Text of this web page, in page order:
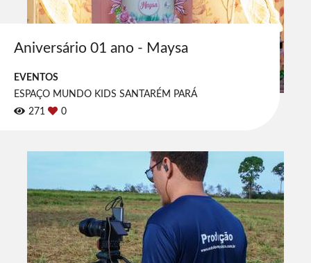
Aniversário 01 ano - Maysa
EVENTOS
ESPAÇO MUNDO KIDS SANTARÉM PARÁ
271
0